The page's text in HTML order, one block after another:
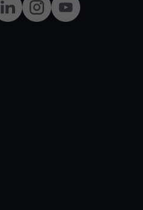
LinkedInInstagramYouTube